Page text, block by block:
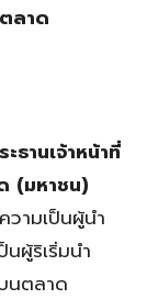
ลาด
ธานเจ้าหน้าที่
(มหาชน)
วามเป็นผู้นำ
ผู้ริเริ่มนำ
นตลาด